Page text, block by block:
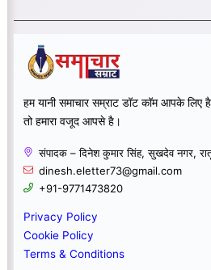
हम यानी समाचार सम्राट डॉट कॉम आपके
तो हमारा वजूद आपसे है।
संपादक – दिनेश कुमार सिंह, सुखदेव नगर,
dinesh.eletter73@gmail.com
+91-9771473820
Privacy Policy
Cookie Policy
Terms & Conditions